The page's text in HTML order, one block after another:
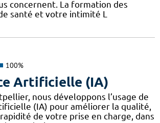
concernent. La formation des
santé et votre intimité L
100%
Artificielle (IA)
nous développons l’usage de
(IA) pour améliorer la qualité,
de votre prise en charge, dans